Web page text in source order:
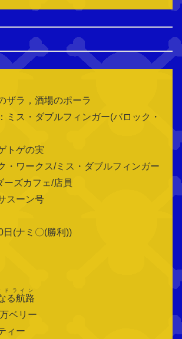
ザラ，酒場のポーラ
ミス・ダブルフィンガー(バロック・
トゲの実
・ワークス/ミス・ダブルフィンガー
ズカフェ/店員
スーン号
(ナミ〇(勝利))
る航路
ドライン
ベリー
ィー